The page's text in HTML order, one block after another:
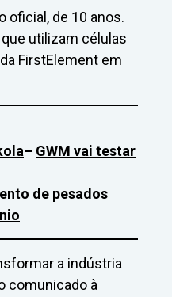
oficial, de 10 anos.
utilizam células
FirstElement em
– GWM vai testar
de pesados
a indústria
comunicado à